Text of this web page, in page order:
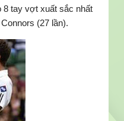
8 tay vợt xuất sắc nhất
(27 lần).